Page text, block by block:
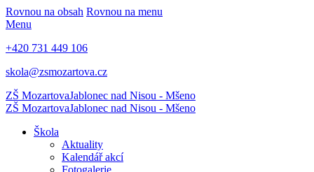
Rovnou na obsah Rovnou na menu
Menu
+420 731 449 106
skola@zsmozartova.cz
ZŠ MozartovaJablonec nad Nisou - Mšeno
ZŠ MozartovaJablonec nad Nisou - Mšeno
Škola
Aktuality
Kalendář akcí
Fotogalerie